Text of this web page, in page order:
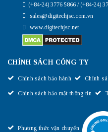
(+84-24) 3776 5866 / (+84-24)
sales@digitechjsc.com.vn
www.digitechjsc.net
CHÍNH SÁCH CÔNG TY
Chính sách bảo hành Chính
Chính sách bảo mật thông tin
Phương thức vận chuyển